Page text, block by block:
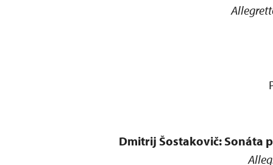
Dmitrij Šostakovič: Sonáta